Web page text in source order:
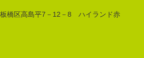
橋区高島平7－12－8 ハイランド赤